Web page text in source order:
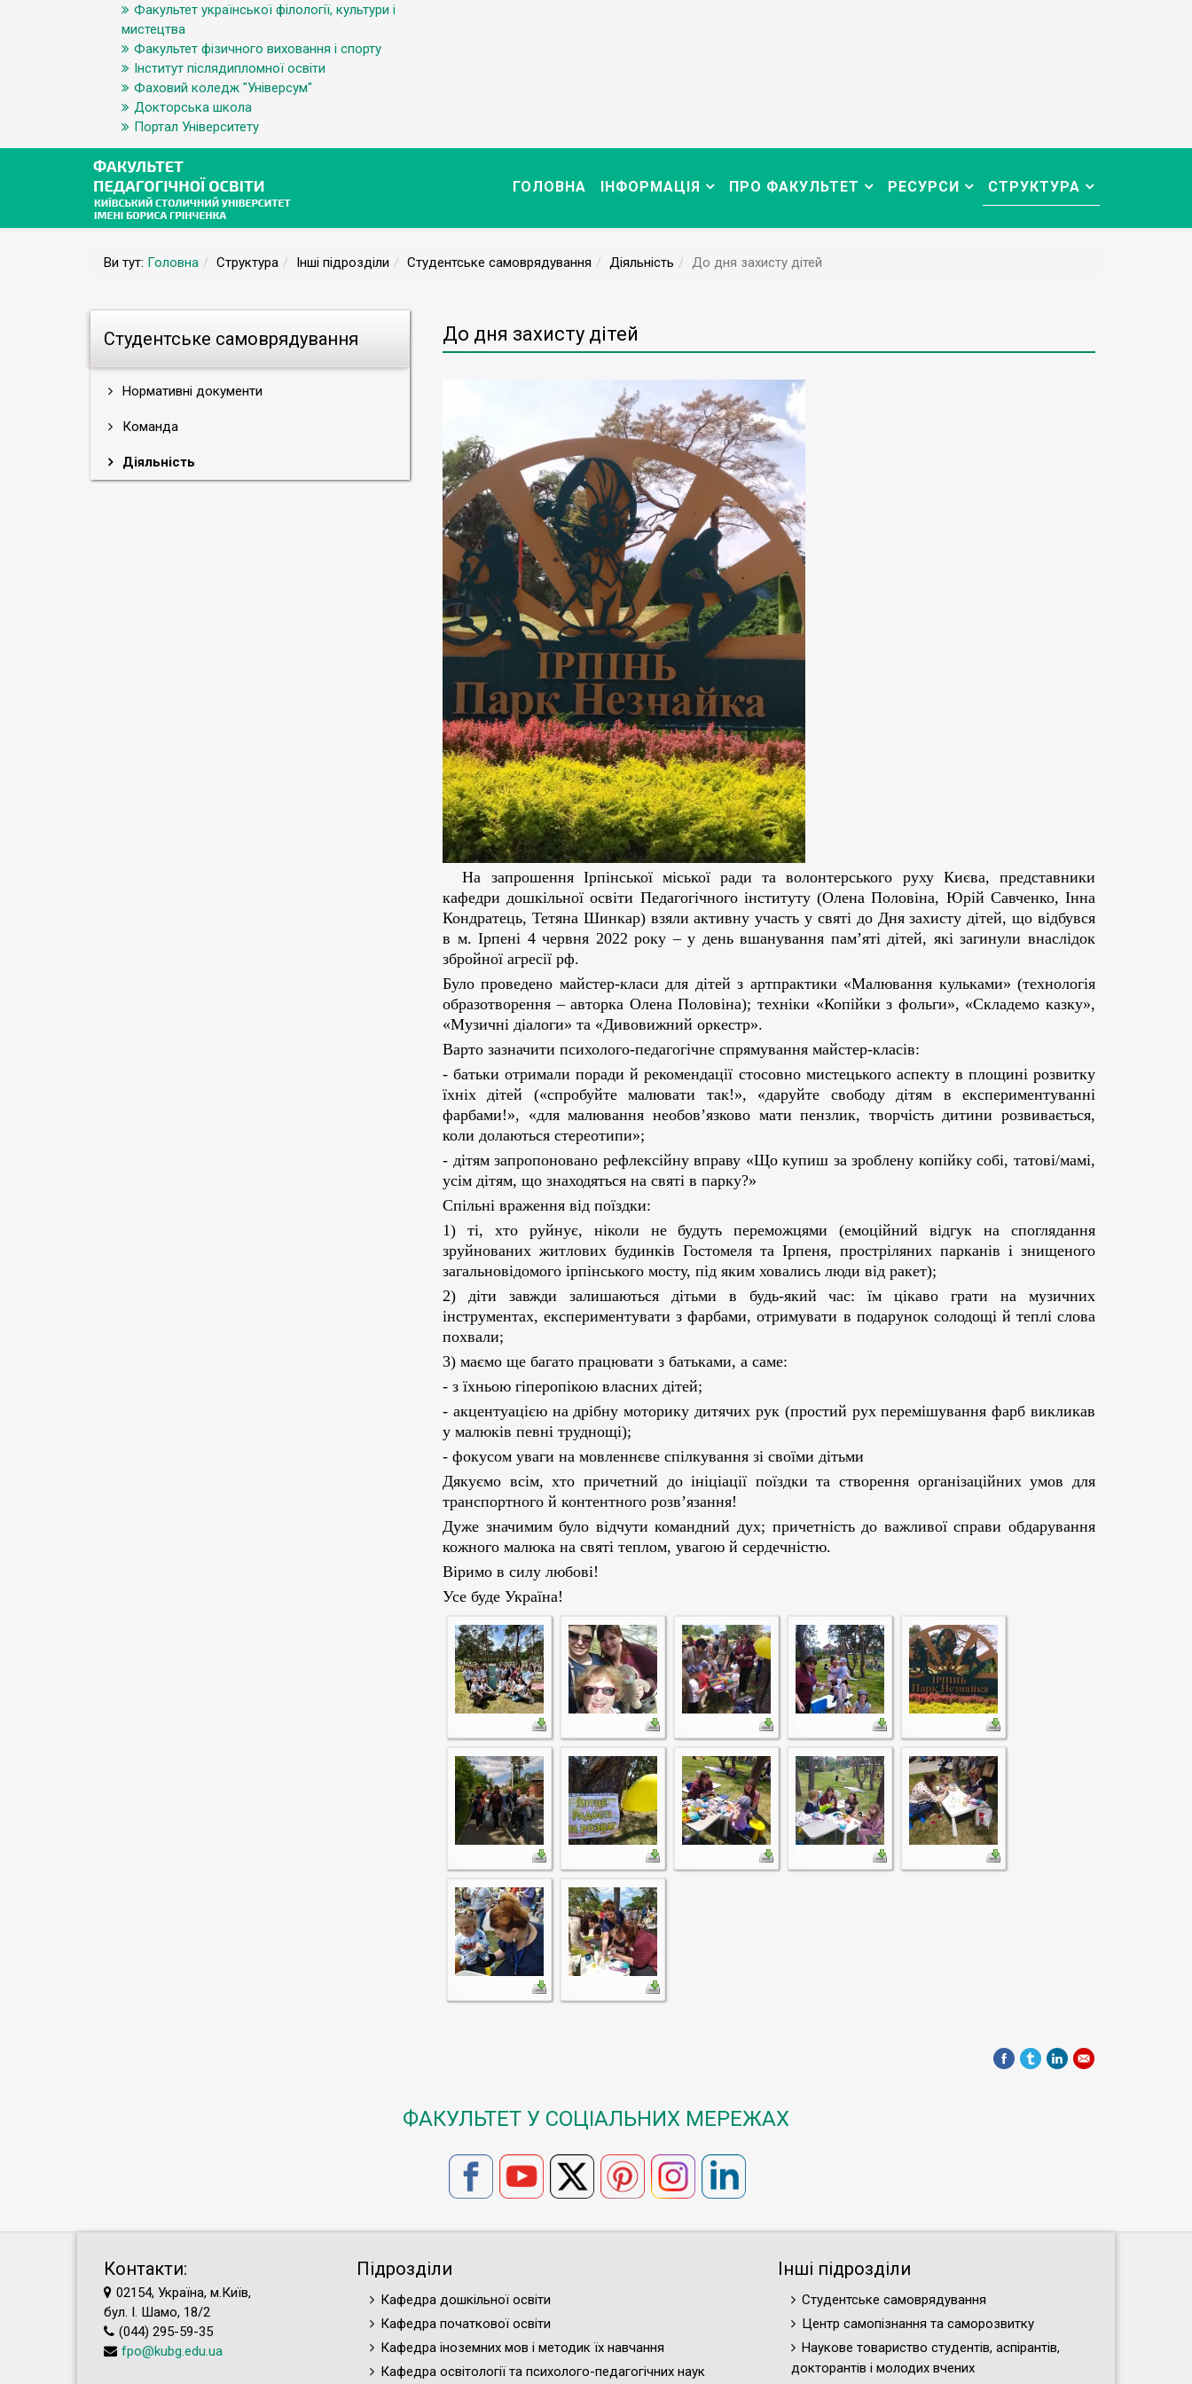
Факультет української філології, культури і
мистецтва
Факультет фізичного виховання і спорту
Інститут післядипломної освіти
Фаховий коледж "Універсум"
Докторська школа
Портал Університету
ГОЛОВНА ІНФОРМАЦІЯ ПРО ФАКУЛЬТЕТ РЕСУРСИ СТРУКТУРА
Ви тут: Головна Структура Інші підрозділи Студентське самоврядування Діяльність До дня захисту дітей
Студентське самоврядування
Нормативні документи
Команда
Діяльність
До дня захисту дітей
На запрошення Ірпінської міської ради та волонтерського руху Києва, представники
кафедри дошкільної освіти Педагогічного інституту (Олена Половіна, Юрій Савченко, Інна
Кондратець, Тетяна Шинкар) взяли активну участь у святі до Дня захисту дітей, що відбувся
в м. Ірпені 4 червня 2022 року – у день вшанування пам’яті дітей, які загинули внаслідок
збройної агресії рф.
Було проведено майстер-класи для дітей з артпрактики «Малювання кульками» (технологія
образотворення – авторка Олена Половіна); техніки «Копійки з фольги», «Складемо казку»,
«Музичні діалоги» та «Дивовижний оркестр».
Варто зазначити психолого-педагогічне спрямування майстер-класів:
- батьки отримали поради й рекомендації стосовно мистецького аспекту в площині розвитку
їхніх дітей («спробуйте малювати так!», «даруйте свободу дітям в експериментуванні
фарбами!», «для малювання необов’язково мати пензлик, творчість дитини розвивається,
коли долаються стереотипи»;
- дітям запропоновано рефлексійну вправу «Що купиш за зроблену копійку собі, татові/мамі,
усім дітям, що знаходяться на святі в парку?»
Спільні враження від поїздки:
1) ті, хто руйнує, ніколи не будуть переможцями (емоційний відгук на споглядання
зруйнованих житлових будинків Гостомеля та Ірпеня, простріляних парканів і знищеного
загальновідомого ірпінського мосту, під яким ховались люди від ракет);
2) діти завжди залишаються дітьми в будь-який час: їм цікаво грати на музичних
інструментах, експериментувати з фарбами, отримувати в подарунок солодощі й теплі слова
похвали;
3) маємо ще багато працювати з батьками, а саме:
- з їхньою гіперопікою власних дітей;
- акцентуацією на дрібну моторику дитячих рук (простий рух перемішування фарб викликав
у малюків певні труднощі);
- фокусом уваги на мовленнєве спілкування зі своїми дітьми
Дякуємо всім, хто причетний до ініціації поїздки та створення організаційних умов для
транспортного й контентного розв’язання!
Дуже значимим було відчути командний дух; причетність до важливої справи обдарування
кожного малюка на святі теплом, увагою й сердечністю.
Віримо в силу любові!
Усе буде Україна!
ФАКУЛЬТЕТ У СОЦІАЛЬНИХ МЕРЕЖАХ
Контакти:
02154, Україна, м.Київ,
бул. І. Шамо, 18/2
(044) 295-59-35
fpo@kubg.edu.ua
Підрозділи
Кафедра дошкільної освіти
Кафедра початкової освіти
Кафедра іноземних мов і методик їх навчання
Кафедра освітології та психолого-педагогічних наук
Інші підрозділи
Студентське самоврядування
Центр самопізнання та саморозвитку
Наукове товариство студентів, аспірантів,
докторантів і молодих вчених